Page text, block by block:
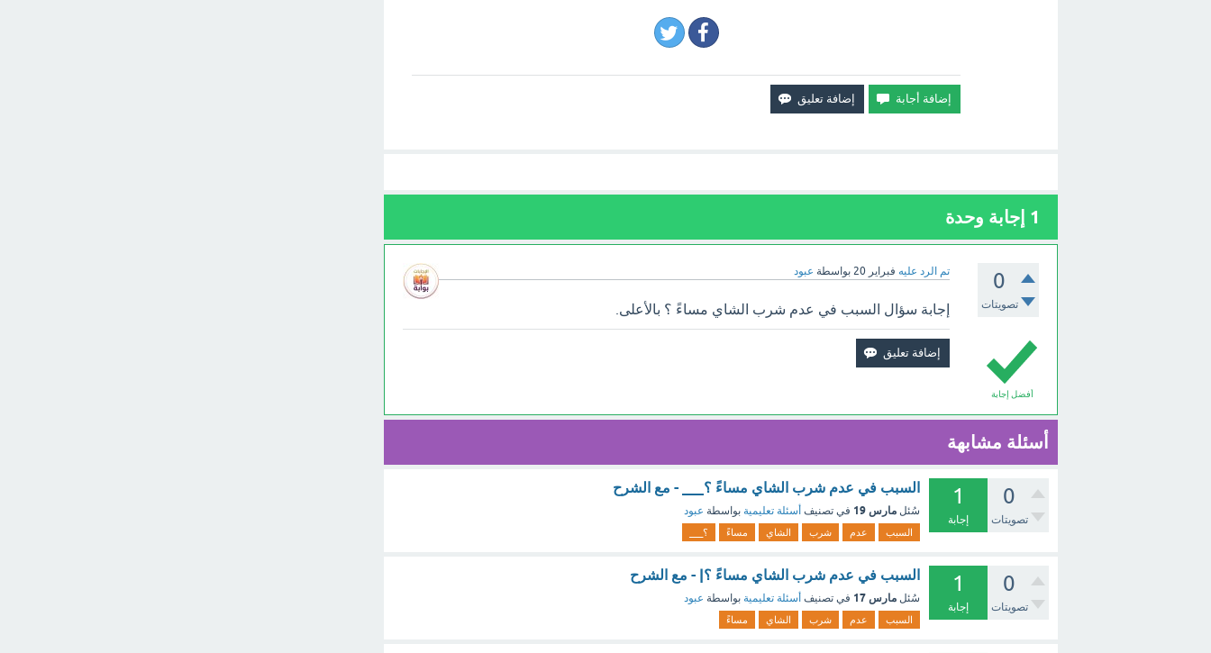
1 إجابة وحدة
0
تصويتات
تم الرد عليه فبراير 20 بواسطة عبود
أفضل إجابة
إجابة سؤال السبب في عدم شرب الشاي مساءً ؟ بالأعلى.
أسئلة مشابهة
0
تصويتات
1
إجابة
السبب في عدم شرب الشاي مساءً ؟___ - مع الشرح
سُئل مارس 19 في تصنيف أسئلة تعليمية بواسطة عبود
السبب عدم شرب الشاي مساءً ؟___
0
تصويتات
1
إجابة
السبب في عدم شرب الشاي مساءً ؟| - مع الشرح
سُئل مارس 17 في تصنيف أسئلة تعليمية بواسطة عبود
السبب عدم شرب الشاي مساءً